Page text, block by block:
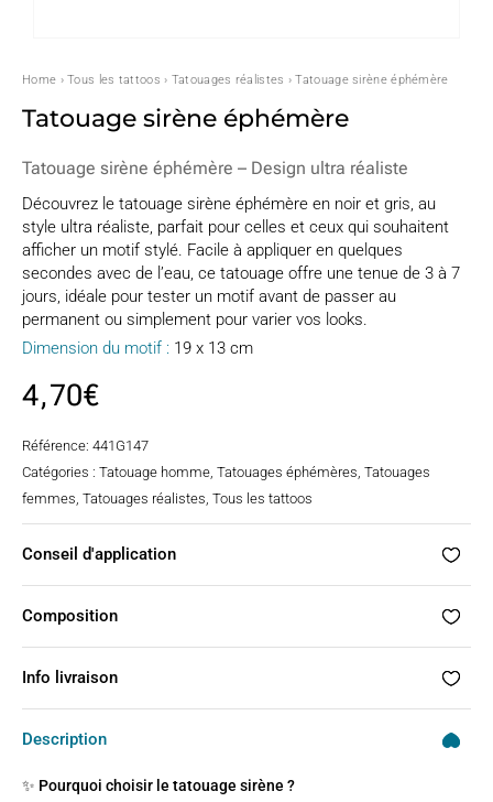
Home ›Tous les tattoos › Tatouages réalistes › Tatouage sirène éphémère
Tatouage sirène éphémère
Tatouage sirène éphémère – Design ultra réaliste
Découvrez le tatouage sirène éphémère en noir et gris, au
style ultra réaliste, parfait pour celles et ceux qui souhaitent
afficher un motif stylé. Facile à appliquer en quelques
secondes avec de l’eau, ce tatouage offre une tenue de 3 à 7
jours, idéale pour tester un motif avant de passer au
permanent ou simplement pour varier vos looks.
Dimension du motif : 19 x 13 cm
4,70€
Référence: 441G147
Catégories : Tatouage homme, Tatouages éphémères, Tatouages
femmes, Tatouages réalistes, Tous les tattoos
Conseil d'application
Composition
Info livraison
Description
✨ Pourquoi choisir le tatouage sirène ?